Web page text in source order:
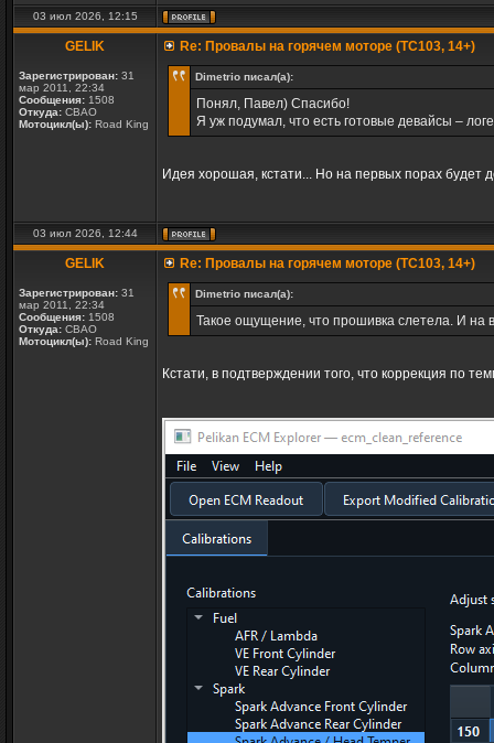
03 июл 2026, 12:15
GELIK
Зарегистрирован: 31
мар 2011, 22:34
Сообщения: 1508
Откуда: СВАО
Мотоцикл(ы): Road King
Re: Провалы на горячем моторе (TC103, 14+)
Dimetrio писал(а):
Понял, Павел) Спасибо!
Я уж подумал, что есть готовые девайсы –
Идея хорошая, кстати... Но на первых порах будет
03 июл 2026, 12:44
GELIK
Зарегистрирован: 31
мар 2011, 22:34
Сообщения: 1508
Откуда: СВАО
Мотоцикл(ы): Road King
Re: Провалы на горячем моторе (TC103, 14+)
Dimetrio писал(а):
Такое ощущение, что прошивка слетела. И на
Кстати, в подтверждении того, что коррекция по